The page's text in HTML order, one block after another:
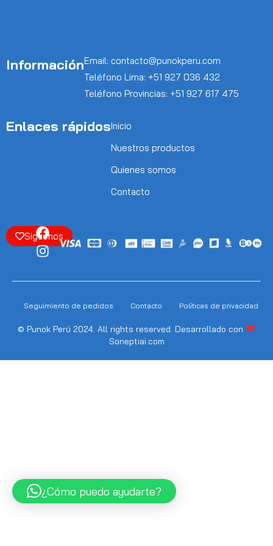
InformaciónEmail: contacto@punokperu.com
Teléfono Lima: +51 927 036 432
Teléfono Provincias: +51 927 617 475
Enlaces rápidosInicio
Nuestros productos
Quienes somos
Contacto
Siguenos
© Punok Perú 2024. All rights reserved. Desarrollado con
Soneptiai.com
Seguimiento de pedidos Contacto Políticas de privacidad
¿Cómo puedo ayudarte?
Acuérdate de mí Contraseña perdida?